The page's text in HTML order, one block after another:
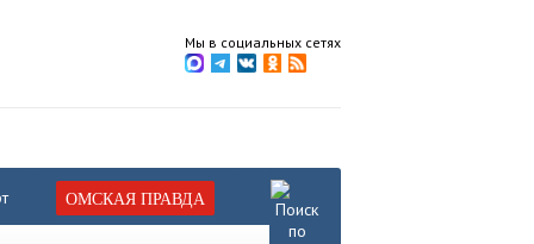
Мы в социальных сетях
ОМСКАЯ ПРАВДА